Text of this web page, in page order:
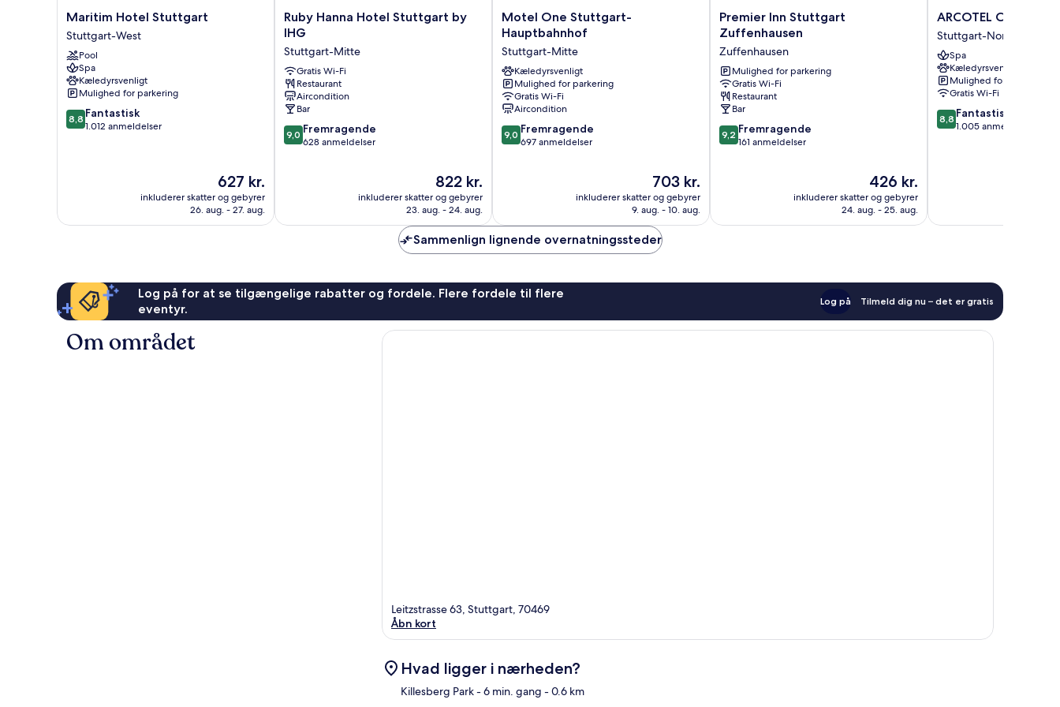
Maritim
Hotel
Stuttgart
Stuttgart-
West
Maritim Hotel Stuttgart
Stuttgart-West
Pool
Spa
Kæledyrsvenligt
Mulighed for parkering
8.8
ud
8,8 Fantastisk
1.012 anmeldelser
Prisen
er
627 kr.
627 kr.
inkluderer skatter og gebyrer
26. aug. - 27. aug.
Ruby
Hanna
Stuttgart
by
IHG
Stuttgart-
Mitte
Ruby Hanna Hotel Stuttgart by
IHG
Stuttgart-Mitte
Gratis Wi-Fi
Restaurant
Aircondition
Bar
9.0
ud
9,0 Fremragende
628 anmeldelser
Prisen
er
822 kr.
822 kr.
inkluderer skatter og gebyrer
23. aug. - 24. aug.
Motel
One
Stuttgart-
Hauptbahnhof
Stuttgart-
Mitte
Motel One Stuttgart-
Hauptbahnhof
Stuttgart-Mitte
Kæledyrsvenligt
Mulighed for parkering
Gratis Wi-Fi
Aircondition
9.0
ud
9,0 Fremragende
697 anmeldelser
Prisen
er
703 kr.
703 kr.
inkluderer skatter og gebyrer
9. aug. - 10. aug.
Premier
Inn
Zuffenhausen
Zuffenhausen
Premier Inn Stuttgart
Zuffenhausen
Zuffenhausen
Mulighed for parkering
Gratis Wi-Fi
Restaurant
Bar
9.2
ud
9,2 Fremragende
161 anmeldelser
Prisen
er
426 kr.
426 kr.
inkluderer skatter og gebyrer
24. aug. - 25. aug.
ARCOTEL
Camino
Stuttgart-
Nord
ARCOTEL Camino
Stuttgart-Nord
Spa
Kæledyrsvenligt
Mulighed for parkering
Gratis Wi-Fi
8.8
ud
8,8 Fantastisk
1.005 anmeldelser
Sammenlign lignende overnatningssteder
Log på for at se tilgængelige rabatter og fordele. Flere fordele til flere
eventyr.
Log på Tilmeld dig nu – det er gratis
Om området
Leitzstrasse 63, Stuttgart, 70469
Åbn kort
Hvad ligger i nærheden?
Killesberg Park- 6 min. gang - 0.6 km